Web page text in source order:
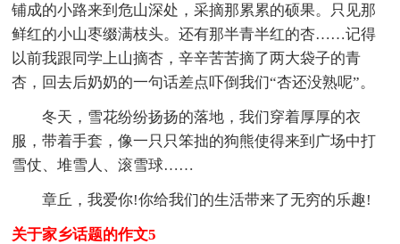
铺成的小路来到危山深处，采摘那累累的硕果。只见那
鲜红的小山枣缀满枝头。还有那半青半红的杏……记得
以前我跟同学上山摘杏，辛辛苦苦摘了两大袋子的青
杏，回去后奶奶的一句话差点吓倒我们“杏还没熟呢”。
冬天，雪花纷纷扬扬的落地，我们穿着厚厚的衣
服，带着手套，像一只只笨拙的狗熊使得来到广场中打
雪仗、堆雪人、滚雪球……
章丘，我爱你!你给我们的生活带来了无穷的乐趣!
关于家乡话题的作文5